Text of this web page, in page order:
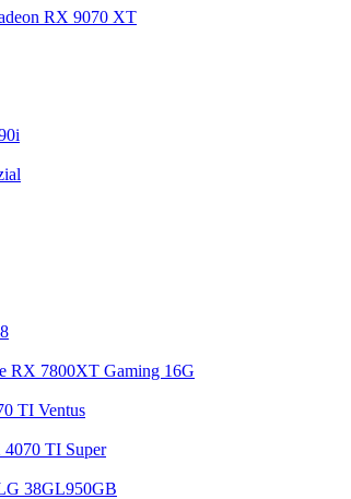
RX 9070 XT
RX 7800XT Gaming 16G
TI Ventus
TI Super
38GL950GB